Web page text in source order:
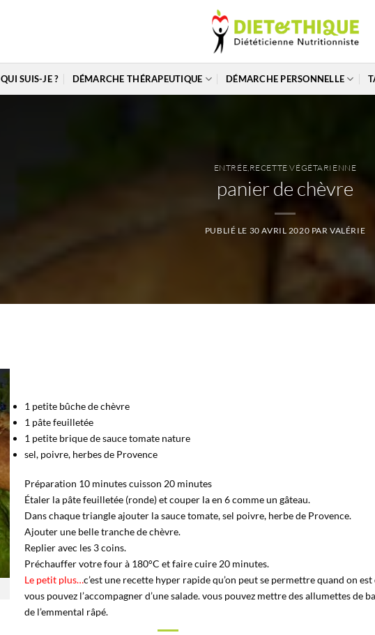
QUI SUIS-JE ? DÉMARCHE THÉRAPEUTIQUE DÉMARCHE PERSONNELLE
ENTRÉE RECETTE VÉGÉTARIENNE
panier de chèvre
PUBLIÉ LE 30 AVRIL 2020 PARVALÉRIE
1 petite bûche de chèvre
1 pâte feuilletée
1 petite brique de sauce tomate nature
sel, poivre, herbes de Provence
Préparation 10 minutes cuisson 20 minutes
Étaler la pâte feuilletée (ronde) et couper la en 6 comme un gâteau.
Dans chaque triangle ajouter la sauce tomate, sel poivre, herbe de Provence.
Ajouter une belle tranche de chèvre.
Replier avec les 3 coins.
Préchauffer votre four à 180°C et faire cuire 20 minutes.
Le petit plus…c’est une recette hyper rapide qu’on peut se permettre quand on
vous pouvez l’accompagner d’une salade. vous pouvez mettre des allumettes de
de l’emmental râpé.